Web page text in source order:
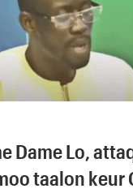
Dame Lo,
taalon keur